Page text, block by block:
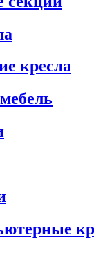
кресла